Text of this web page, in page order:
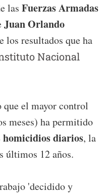
las Fuerzas Armadas
Juan Orlando
los resultados que ha
Nacional
el mayor control
meses) ha permitido
homicidios diarios, la
últimos 12 años.
'decidido y